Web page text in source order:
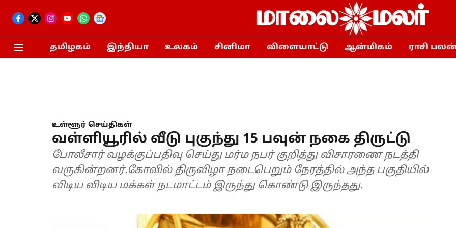
தமிழகம் இந்தியா உலகம் சினிமா விளையாட்டு ஆன்மிகம் ராசி
உள்ளூர் செய்திகள்
வள்ளியூரில் வீடு புகுந்து 15 பவுன் நகை திருட்டு
போலீசார் வழக்குப்பதிவு செய்து மர்ம நபர் குறித்து விசாரணை நடத்தி
வருகின்றனர்.கோவில் திருவிழா நடைபெறும் நேரத்தில் அந்த பகுதியில்
விடிய விடிய மக்கள் நடமாட்டம் இருந்து கொண்டு இருந்தது.